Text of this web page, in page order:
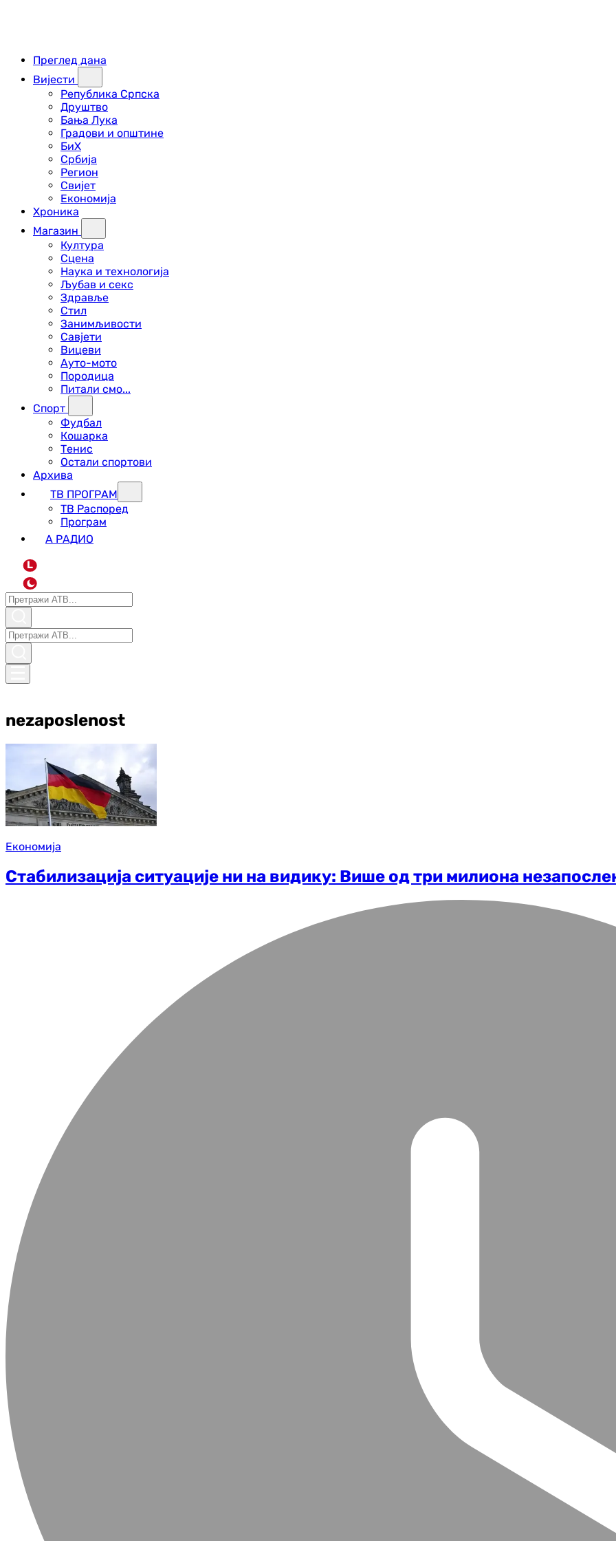
Преглед дана
Вијести
Република Српска
Друштво
Бања Лука
Градови и општине
БиХ
Србија
Регион
Свијет
Економија
Хроника
Магазин
Култура
Сцена
Наука и технологија
Љубав и секс
Здравље
Стил
Занимљивости
Савјети
Вицеви
Ауто-мото
Породица
Питали смо...
Спорт
Фудбал
Кошарка
Тенис
Остали спортови
Архива
ТВ ПРОГРАМ
ТВ Распоред
Програм
А РАДИО
L
nezaposlenost
Економија
Стабилизација ситуације ни на видику: Више од три милиона